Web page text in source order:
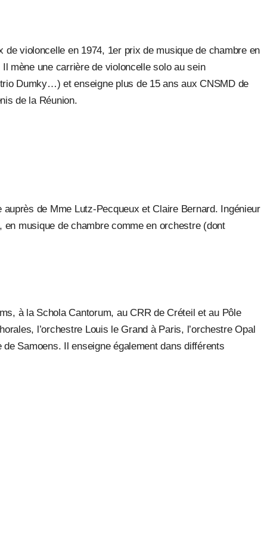
violoncelle en 1974, 1er prix de musique de chambre en
mène une carrière de violoncelle solo au sein
Dumky…) et enseigne plus de 15 ans aux CNSMD de
de la Réunion.
de Mme Lutz-Pecqueux et Claire Bernard. Ingénieur
musique de chambre comme en orchestre (dont
à la Schola Cantorum, au CRR de Créteil et au Pôle
l’orchestre Louis le Grand à Paris, l’orchestre Opal
Samoens. Il enseigne également dans différents